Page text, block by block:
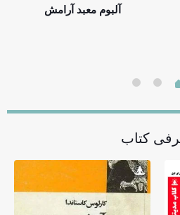
آلبوم معبد آرامش
کتاب